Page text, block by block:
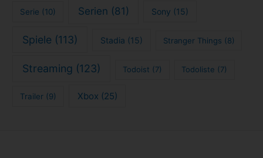
Serie (10) Serien (81) Sony (15)
Spiele (113) Stadia (15) Stranger Things (8)
Streaming (123) Todoist (7) Todoliste (7)
Trailer (9) Xbox (25)